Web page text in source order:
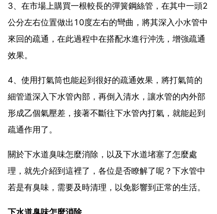
3、在市場上購買一根較長的彈簧鋼絲管，在其中一頭2
公分左右位置做出10度左右的彎曲，將其深入小水管中
來回的疏通，在此過程中在搭配水進行沖洗，增強疏通
效果。
4、使用打氣筒也能起到很好的疏通效果，將打氣筒的
細管道深入下水管內部，再倒入清水，讓水管的內外部
形成乙個氣壓差，接著不斷往下水管內打氣，就能起到
疏通作用了。
關於下水道臭味怎麼消除，以及下水道堵塞了怎麼處
理，就先介紹到這裡了，各位是否瞭解了呢？下水管中
若是有臭味，需要及時清理，以免影響到正常的生活。
下水道臭味怎麼消除